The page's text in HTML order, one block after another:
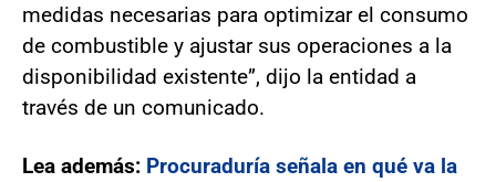
medidas necesarias para optimizar el consumo
de combustible y ajustar sus operaciones a la
disponibilidad existente”, dijo la entidad a
través de un comunicado.
Lea además: Procuraduría señala en qué va la